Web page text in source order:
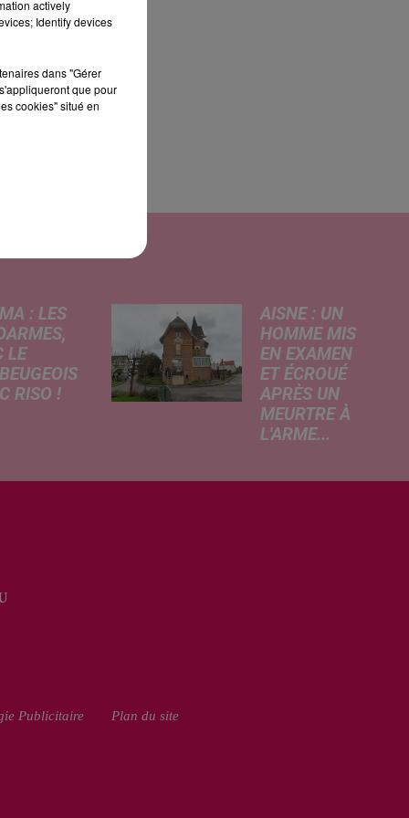
: LES
LE
RISO !
bande
À cette
AISNE : UN
HOMME MIS
EN EXAMEN
ET ÉCROUÉ
APRÈS UN
MEURTRE À
L'ARME...
produit au cours
Publicitaire Plan du site
actively
Identify devices
dans "Gérer
que pour
cookies" situé en